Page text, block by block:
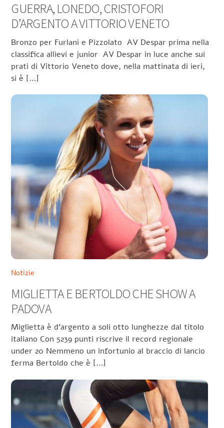
GUERRA, LONEDO, CRISTOFORI
D’ARGENTO A VITTORIO VENETO
Bronzo per Furlani e Pizzolato AV Despar prima nella
classifica allievi e junior AV Despar in luce anche sui
prati di Vittorio Veneto dove, nella mattinata di ieri,
si è […]
Notizie
MIGLIETTA E BERTOLDO CHE SHOW A
PADOVA
Miglietta è d’argento a soli otto lunghezze dal titolo
italiano Con 5239 punti riscrive il record regionale
under 20 Nemmeno un infortunio al braccio di lancio
ferma Bertoldo che è […]